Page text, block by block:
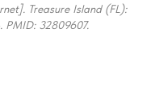
Treasure Island (FL):
PMID: 32809607.